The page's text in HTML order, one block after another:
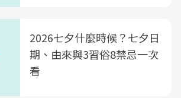
2026七夕什麼時候？七夕日
期、由來與3習俗8禁忌一次
看